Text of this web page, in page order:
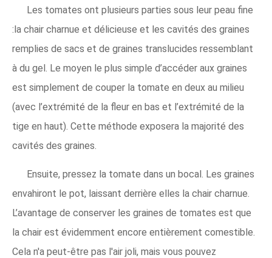
Les tomates ont plusieurs parties sous leur peau fine
:la chair charnue et délicieuse et les cavités des graines
remplies de sacs et de graines translucides ressemblant
à du gel. Le moyen le plus simple d’accéder aux graines
est simplement de couper la tomate en deux au milieu
(avec l’extrémité de la fleur en bas et l’extrémité de la
tige en haut). Cette méthode exposera la majorité des
cavités des graines.
Ensuite, pressez la tomate dans un bocal. Les graines
envahiront le pot, laissant derrière elles la chair charnue.
L’avantage de conserver les graines de tomates est que
la chair est évidemment encore entièrement comestible.
Cela n'a peut-être pas l'air joli, mais vous pouvez